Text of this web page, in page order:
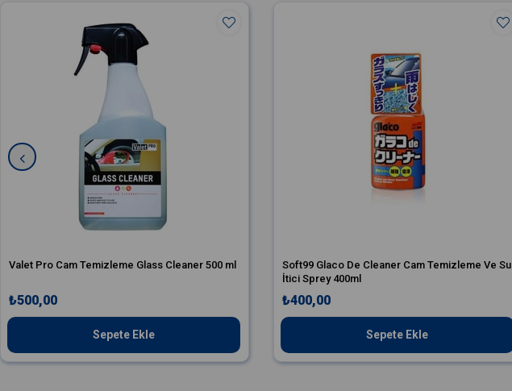
Valet Pro Cam Temizleme Glass Cleaner 500 ml
₺500,00
Sepete Ekle
Soft99 Glaco De Cleaner Cam Temizleme Ve Su
İtici Sprey 400ml
₺400,00
Sepete Ekle